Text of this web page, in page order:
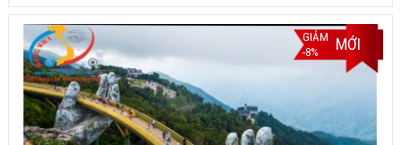
GIẢM
-8%
MỚI